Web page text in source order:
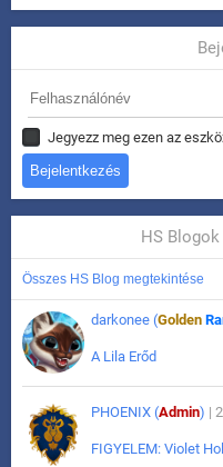
Jegyezz meg ezen az
HS
Összes HS Blog megtekintése
darkonee (Golden
A Lila Erőd
PHOENIX (Admin) |
FIGYELEM: Violet